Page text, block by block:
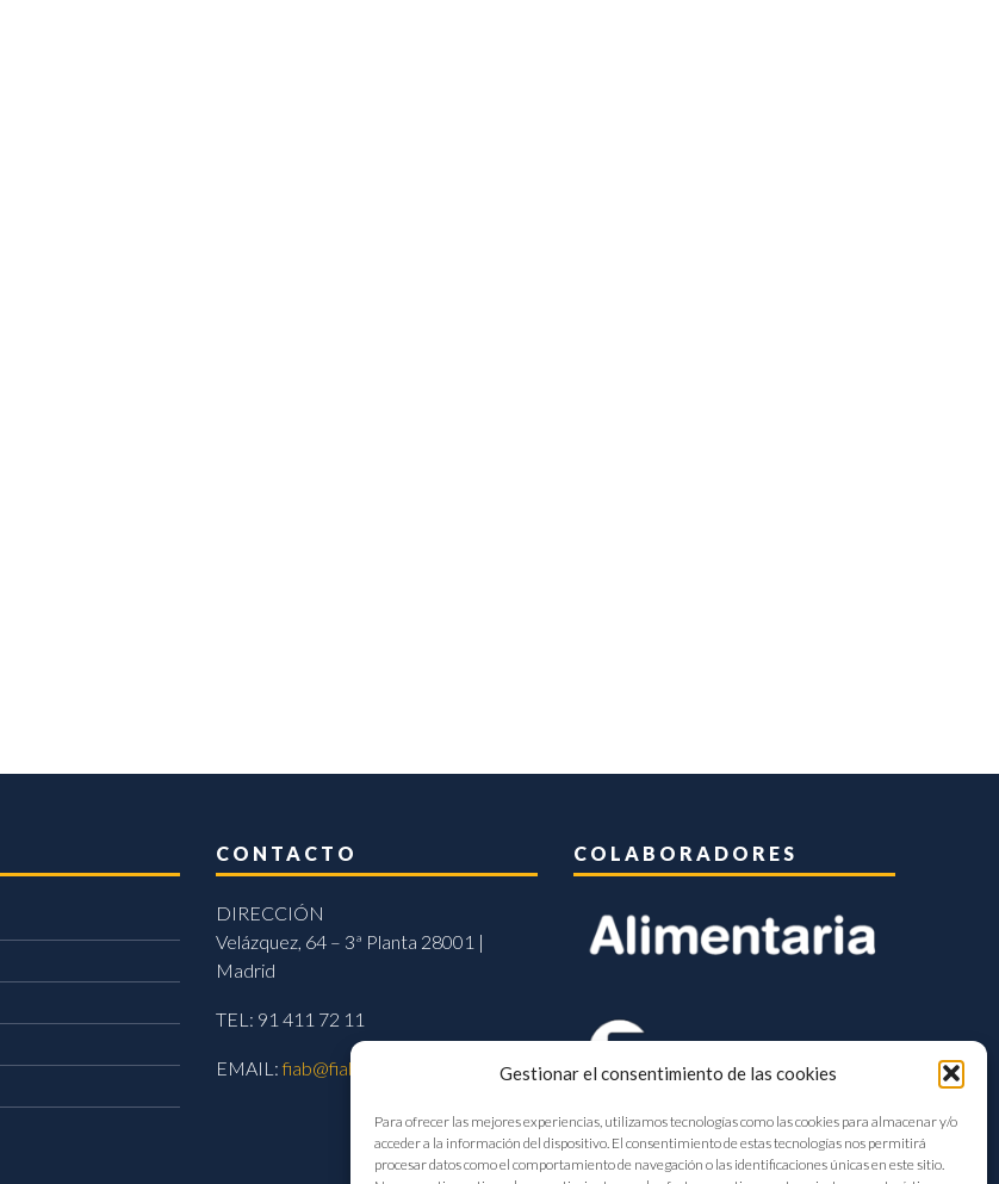
Gestionar el consentimiento de las cookies
Para ofrecer las mejores experiencias, utilizamos tecnologías como las cookies para almacenar y/o
acceder a la información del dispositivo. El consentimiento de estas tecnologías nos permitirá
procesar datos como el comportamiento de navegación o las identificaciones únicas en este sitio.
CONTACTO
DIRECCIÓN
Velázquez, 64 – 3ª Planta 28001 |
Madrid
TEL: 91 411 72 11
EMAIL:fiab@fiab.es
COLABORADORES